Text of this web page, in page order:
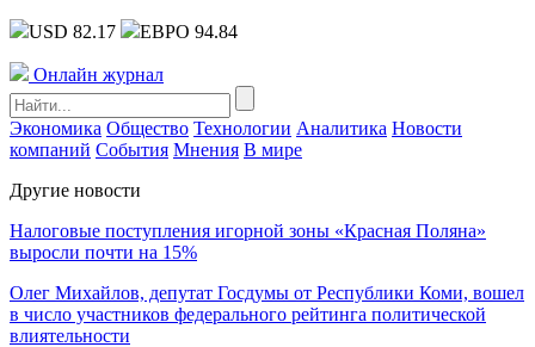
USD 82.17 ЕВРО 94.84
Онлайн журнал
Экономика Общество Технологии Аналитика Новости
компаний События Мнения В мире
Другие новости
Налоговые поступления игорной зоны «Красная Поляна»
выросли почти на 15%
Олег Михайлов, депутат Госдумы от Республики Коми, вошел
в число участников федерального рейтинга политической
влиятельности